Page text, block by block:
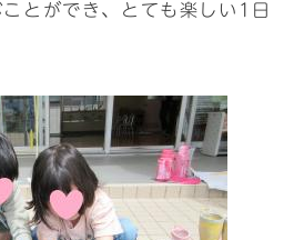
とができ、とても楽しい1日